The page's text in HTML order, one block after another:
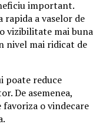
important.
a vaselor de
vizibilitate mai buna
nivel mai ridicat de
poate reduce
De asemenea,
o vindecare